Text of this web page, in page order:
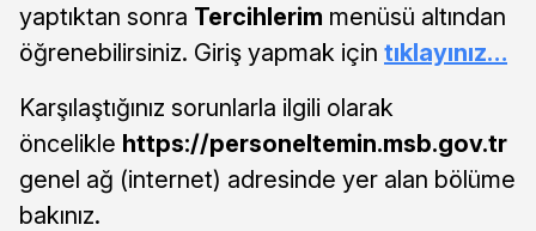
yaptıktan sonra Tercihlerim menüsü altından
öğrenebilirsiniz. Giriş yapmak için tıklayınız…
Karşılaştığınız sorunlarla ilgili olarak
öncelikle https://personeltemin.msb.gov.tr
genel ağ (internet) adresinde yer alan bölüme
bakınız.